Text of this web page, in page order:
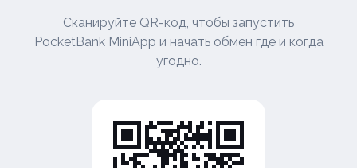
Сканируйте QR-код, чтобы запустить
PocketBank MiniApp и начать обмен где и когда
угодно.